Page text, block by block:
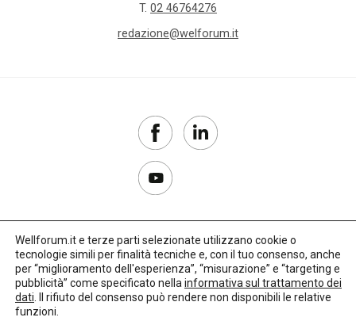
T. 02 46764276
redazione@welforum.it
Copyright 2017–2026
Privacy Policy
Wellforum.it e terze parti selezionate utilizzano cookie o
tecnologie simili per finalità tecniche e, con il tuo consenso, anche
per “miglioramento dell'esperienza”, “misurazione” e “targeting e
pubblicità” come specificato nella informativa sul trattamento dei
dati . Il rifiuto del consenso può rendere non disponibili le relative
funzioni.